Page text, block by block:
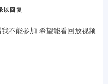
以回复
不能参加 希望能看回放视频